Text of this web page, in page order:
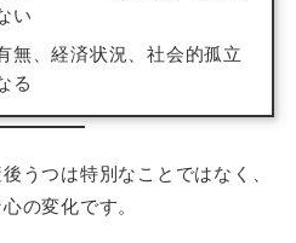
い
無、経済状況、社会的孤立
る
うつは特別なことではなく、
の変化です。